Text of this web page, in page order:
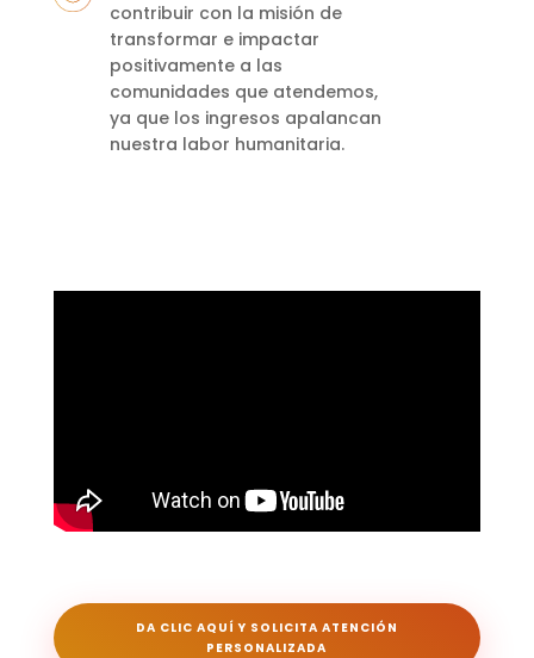
contribuir con la misión de
transformar e impactar
positivamente a las
comunidades que atendemos,
ya que los ingresos apalancan
nuestra labor humanitaria.
DA CLIC AQUÍ Y SOLICITA ATENCIÓN
PERSONALIZADA